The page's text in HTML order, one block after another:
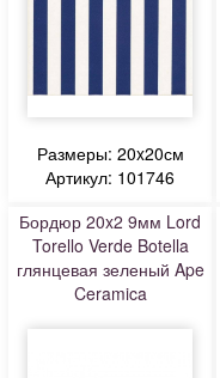
Размеры: 20x20см
Артикул: 101746
Бордюр 20x2 9мм Lord
Torello Verde Botella
глянцевая зеленый Ape
Ceramica